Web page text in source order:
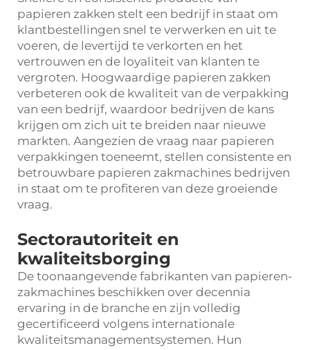
papieren zakken stelt een bedrijf in staat om
klantbestellingen snel te verwerken en uit te
voeren, de levertijd te verkorten en het
vertrouwen en de loyaliteit van klanten te
vergroten. Hoogwaardige papieren zakken
verbeteren ook de kwaliteit van de verpakking
van een bedrijf, waardoor bedrijven de kans
krijgen om zich uit te breiden naar nieuwe
markten. Aangezien de vraag naar papieren
verpakkingen toeneemt, stellen consistente en
betrouwbare papieren zakmachines bedrijven
in staat om te profiteren van deze groeiende
vraag.
Sectorautoriteit en
kwaliteitsborging
De toonaangevende fabrikanten van papieren-
zakmachines beschikken over decennia
ervaring in de branche en zijn volledig
gecertificeerd volgens internationale
kwaliteitsmanagementsystemen. Hun